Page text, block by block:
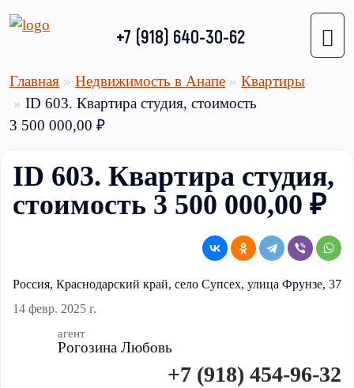
+7 (918) 640-30-62
Главная Недвижимость в Анапе
Квартиры
ID 603. Квартира cтудия, стоимость
3 500 000,00 ₽
ID 603. Квартира cтудия,
стоимость 3 500 000,00 ₽
Россия, Краснодарский край, село Супсех, улица Фрунзе, 37
14 февр. 2025 г.
агент
Рогозина Любовь
+7 (918) 454-96-32